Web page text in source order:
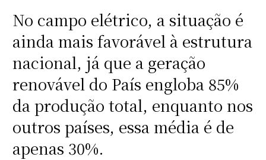
No campo elétrico, a situação é
ainda mais favorável à estrutura
nacional, já que a geração
renovável do País engloba 85%
da produção total, enquanto nos
outros países, essa média é de
apenas 30%.